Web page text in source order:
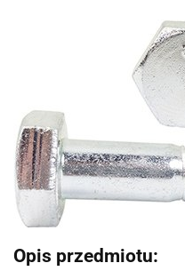
Opis przedmiotu: